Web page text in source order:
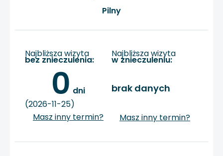
Pilny
Najbliższa wizyta
bez znieczulenia:
0 dni
(2026-11-25)
Masz inny termin?
Najbliższa wizyta
w znieczuleniu:
brak danych
Masz inny termin?